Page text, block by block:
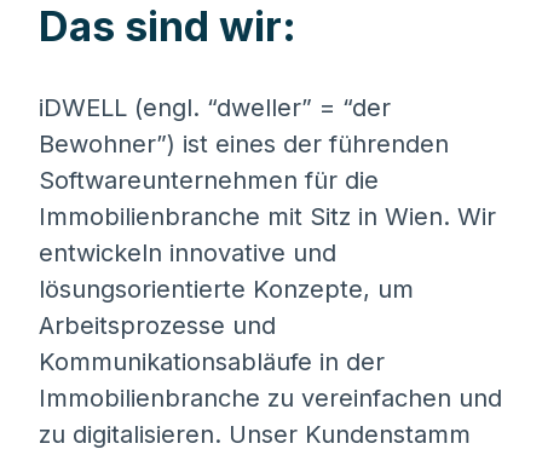
Das sind wir:
iDWELL (engl. “dweller” = “der
Bewohner”) ist eines der führenden
Softwareunternehmen für die
Immobilienbranche mit Sitz in Wien. Wir
entwickeln innovative und
lösungsorientierte Konzepte, um
Arbeitsprozesse und
Kommunikationsabläufe in der
Immobilienbranche zu vereinfachen und
zu digitalisieren. Unser Kundenstamm